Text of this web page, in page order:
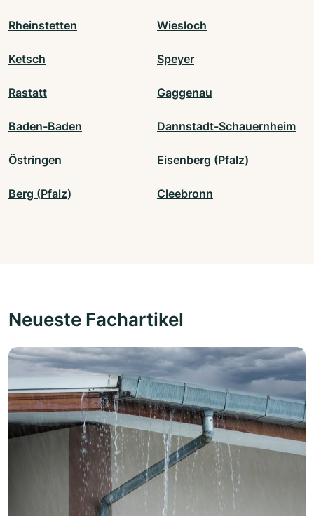
Rheinstetten Wiesloch
Ketsch Speyer
Rastatt Gaggenau
Baden-Baden Dannstadt-Schauernheim
Östringen Eisenberg (Pfalz)
Berg (Pfalz) Cleebronn
Neueste Fachartikel